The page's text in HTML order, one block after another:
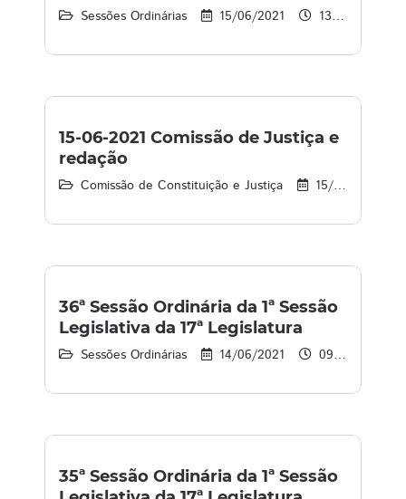
Sessões Ordinárias 15/06/2021 13:39 às 17:39
15-06-2021 Comissão de Justiça e
redação
Comissão de Constituição e Justiça 15/06/2021
36ª Sessão Ordinária da 1ª Sessão
Legislativa da 17ª Legislatura
Sessões Ordinárias 14/06/2021 09:00 às 12:00
35ª Sessão Ordinária da 1ª Sessão